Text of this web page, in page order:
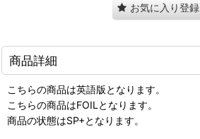
お気に入り登録
商品詳細
こちらの商品は英語版となります。
こちらの商品はFOILとなります。
商品の状態はSP+となります。